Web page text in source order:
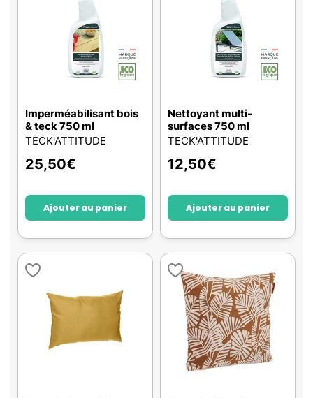
Imperméabilisant bois
& teck 750 ml
TECK'ATTITUDE
25,50€
Ajouter au panier
Nettoyant multi-
surfaces 750 ml
TECK'ATTITUDE
12,50€
Ajouter au panier